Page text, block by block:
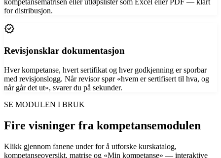
kompetansematrisen eller utløpslister som Excel eller PDF — klart
for distribusjon.
verified
Revisjonsklar dokumentasjon
Hver kompetanse, hvert sertifikat og hver godkjenning er sporbar
med revisjonslogg. Når revisor spør «hvem er sertifisert til hva, og
når går det ut», svarer du på sekunder.
SE MODULEN I BRUK
Fire visninger fra kompetansemodulen
Klikk gjennom fanene under for å utforske kurskatalog,
kompetanseoversikt, matrise og «Min kompetanse» — interaktive